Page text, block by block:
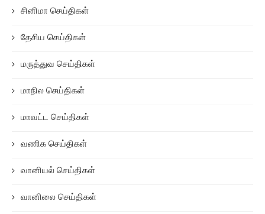
சினிமா செய்திகள்
தேசிய செய்திகள்
மருத்துவ செய்திகள்
மாநில செய்திகள்
மாவட்ட செய்திகள்
வணிக செய்திகள்
வானியல் செய்திகள்
வானிலை செய்திகள்